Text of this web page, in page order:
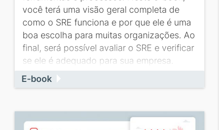
você terá uma visão geral completa de
como o SRE funciona e por que ele é uma
boa escolha para muitas organizações. Ao
final, será possível avaliar o SRE e verificar
se ele é adequado para sua empresa.
E-book